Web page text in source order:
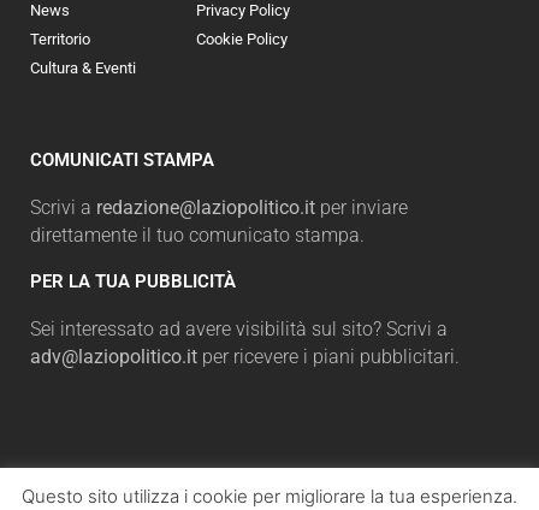
News
Territorio
Cultura & Eventi
Privacy Policy
Cookie Policy
COMUNICATI STAMPA
Scrivi a redazione@laziopolitico.it per inviare
direttamente il tuo comunicato stampa.
PER LA TUA PUBBLICITÀ
Sei interessato ad avere visibilità sul sito? Scrivi a
adv@laziopolitico.it per ricevere i piani pubblicitari.
NEWSLETTER
Questo sito utilizza i cookie per migliorare la tua esperienza.